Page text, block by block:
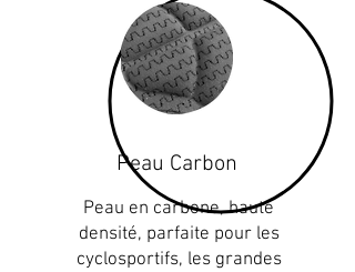
Peau Carbon
Peau en carbone, haute
densité, parfaite pour les
cyclosportifs, les grandes